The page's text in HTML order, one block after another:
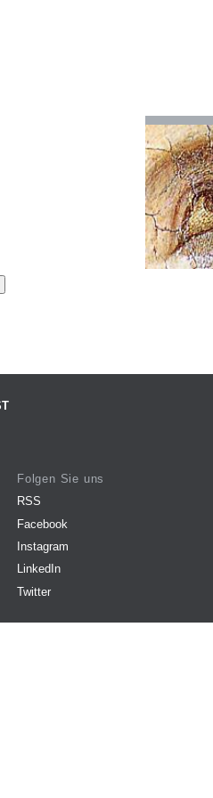
Folgen Sie uns
RSS
Facebook
Instagram
LinkedIn
Twitter